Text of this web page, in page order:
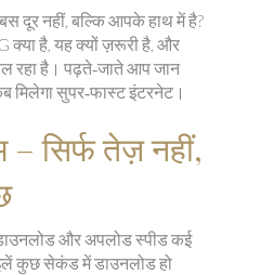
दूर नहीं, बल्कि आपके हाथ में है?
क्या है, यह क्यों ज़रूरी है, और
रहा है। पढ़ते‑जाते आप जान
मिलेगा सुपर‑फास्ट इंटरनेट।
सिर्फ तेज़ नहीं,
और अपलोड स्पीड कई
कुछ सेकंड में डाउनलोड हो